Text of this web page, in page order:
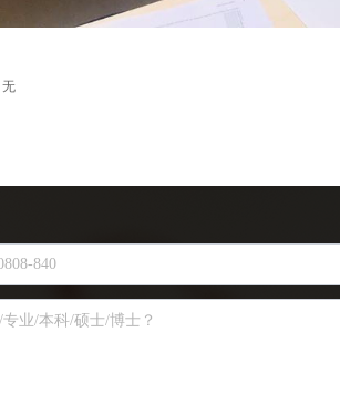
无